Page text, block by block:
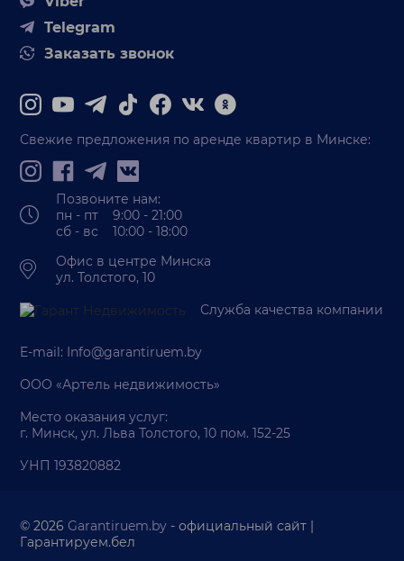
Telegram
Заказать звонок
Свежие предложения по аренде квартир в Минске:
Позвоните нам:
пн - пт 9:00 - 21:00
сб - вс 10:00 - 18:00
Офис в центре Минска
ул. Толстого, 10
Служба качества компании
E-mail: Info@garantiruem.by
ООО «Артель недвижимость»
Место оказания услуг:
г. Минск, ул. Льва Толстого, 10 пом. 152-25
УНП 193820882
© 2026Garantiruem.by - официальный сайт |
Гарантируем.бел